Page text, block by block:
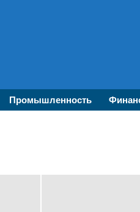
Промышленность